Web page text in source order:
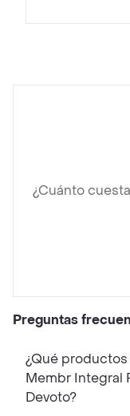
¿Cuánto
Preguntas
¿Qué productos
Membr Integral
Devoto?